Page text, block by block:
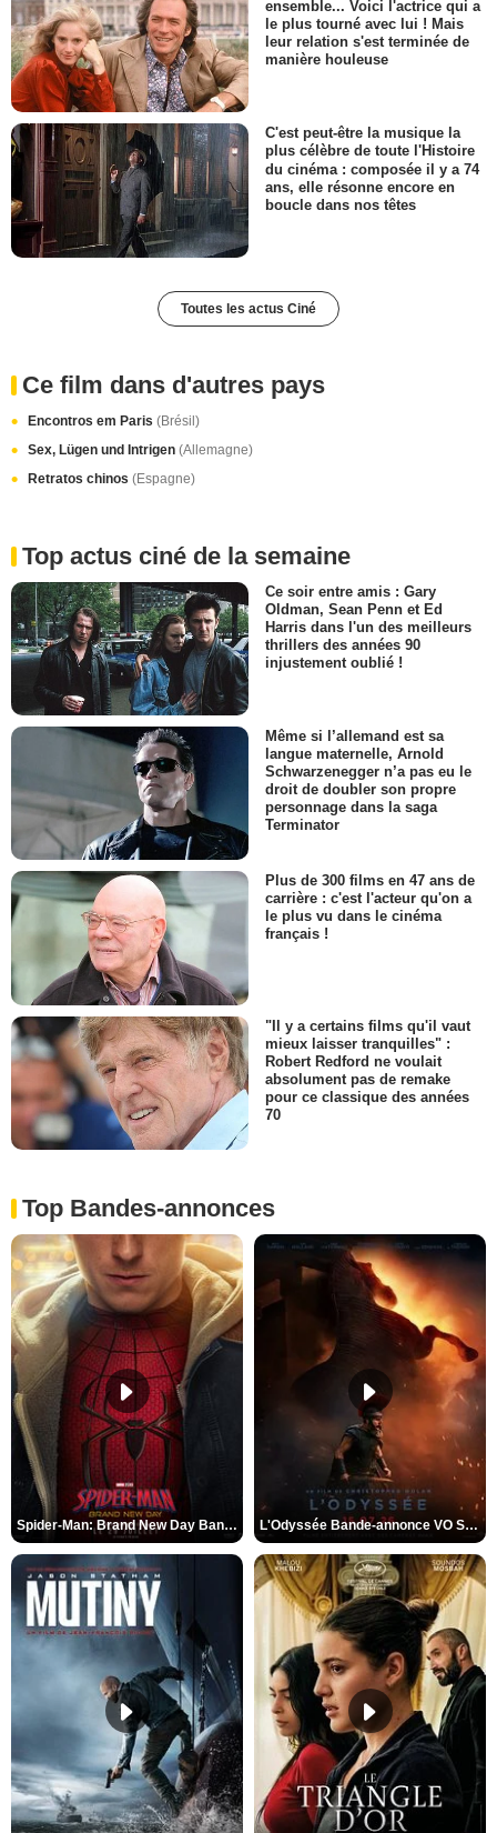
ensemble... Voici l'actrice qui a
le plus tourné avec lui ! Mais
leur relation s'est terminée de
manière houleuse
C'est peut-être la musique la
plus célèbre de toute l'Histoire
du cinéma : composée il y a 74
ans, elle résonne encore en
boucle dans nos têtes
Toutes les actus Ciné
Ce film dans d'autres pays
Encontros em Paris (Brésil)
Sex, Lügen und Intrigen (Allemagne)
Retratos chinos (Espagne)
Top actus ciné de la semaine
Ce soir entre amis : Gary
Oldman, Sean Penn et Ed
Harris dans l'un des meilleurs
thrillers des années 90
injustement oublié !
Même si l’allemand est sa
langue maternelle, Arnold
Schwarzenegger n’a pas eu le
droit de doubler son propre
personnage dans la saga
Terminator
Plus de 300 films en 47 ans de
carrière : c'est l'acteur qu'on a
le plus vu dans le cinéma
français !
"Il y a certains films qu'il vaut
mieux laisser tranquilles" :
Robert Redford ne voulait
absolument pas de remake
pour ce classique des années
70
Top Bandes-annonces
Spider-Man: Brand New Day Bande-annonce VO STFR L'Odyssée Bande-annonce VO STFR